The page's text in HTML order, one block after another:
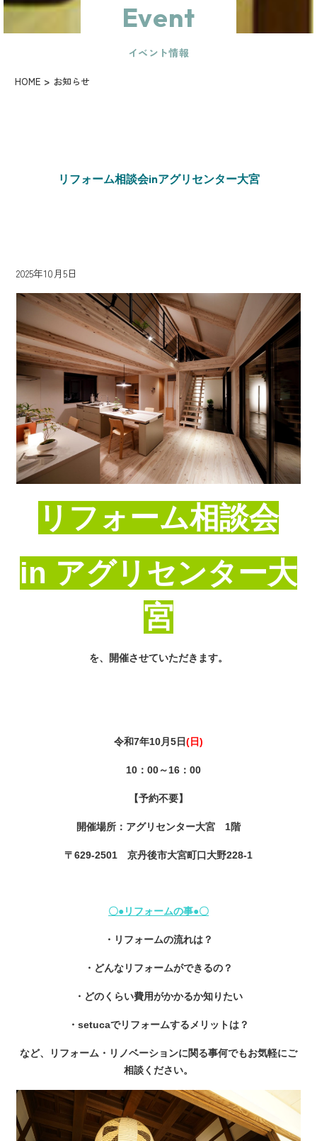
Event
イベント情報
HOME お知らせ
リフォーム相談会inアグリセンター大宮
2025年10月5日
リフォーム相談会
in アグリセンター大
宮
を、開催させていただきます。
令和7年10月5日(日)
10：00～16：00
【予約不要】
開催場所：アグリセンター大宮 1階
〒629-2501 京丹後市大宮町口大野228-1
〇●リフォームの事●〇
・リフォームの流れは？
・どんなリフォームができるの？
・どのくらい費用がかかるか知りたい
・setucaでリフォームするメリットは？
など、リフォーム・リノベーションに関る事何でもお気軽にご
相談ください。